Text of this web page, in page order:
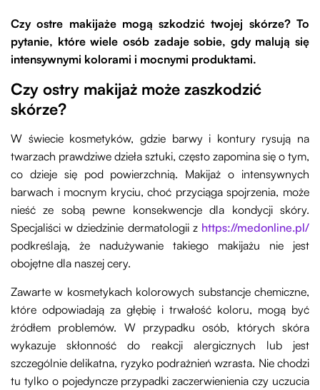
Czy ostre makijaże mogą szkodzić twojej skórze? To
pytanie, które wiele osób zadaje sobie, gdy malują się
intensywnymi kolorami i mocnymi produktami.
Czy ostry makijaż może zaszkodzić
skórze?
W świecie kosmetyków, gdzie barwy i kontury rysują na
twarzach prawdziwe dzieła sztuki, często zapomina się o tym,
co dzieje się pod powierzchnią. Makijaż o intensywnych
barwach i mocnym kryciu, choć przyciąga spojrzenia, może
nieść ze sobą pewne konsekwencje dla kondycji skóry.
Specjaliści w dziedzinie dermatologii z https://medonline.pl/
podkreślają, że nadużywanie takiego makijażu nie jest
obojętne dla naszej cery.
Zawarte w kosmetykach kolorowych substancje chemiczne,
które odpowiadają za głębię i trwałość koloru, mogą być
źródłem problemów. W przypadku osób, których skóra
wykazuje skłonność do reakcji alergicznych lub jest
szczególnie delikatna, ryzyko podrażnień wzrasta. Nie chodzi
tu tylko o pojedyncze przypadki zaczerwienienia czy uczucia